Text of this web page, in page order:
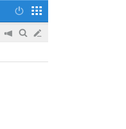
공
on/off
검
글
쓰